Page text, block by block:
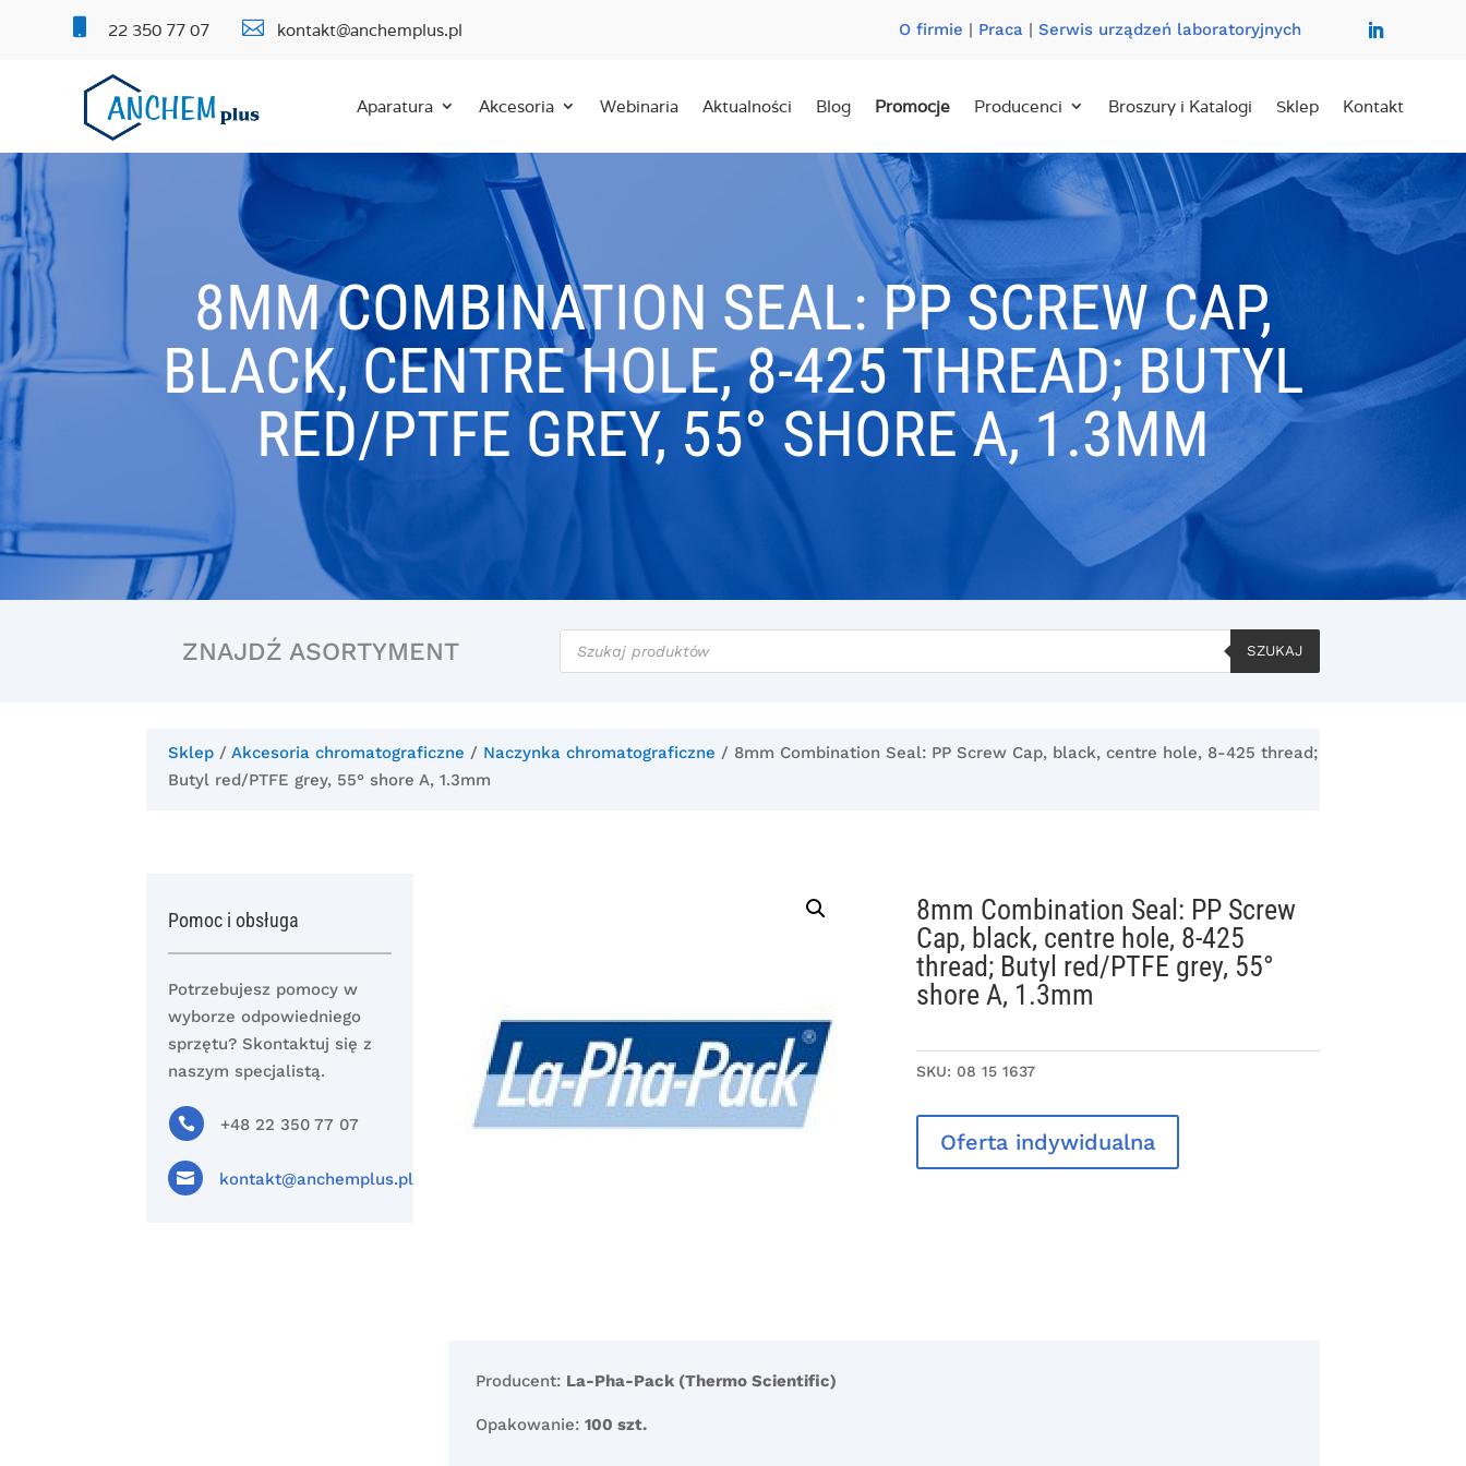
22 350 77 07  kontakt@anchemplus.pl O firmie | Praca| Serwis urządzeń laboratoryjnych
Aparatura Akcesoria Webinaria Aktualności Blog Promocje Producenci Broszury i Katalogi Sklep Kontakt
8MM COMBINATION SEAL: PP SCREW CAP,
BLACK, CENTRE HOLE, 8-425 THREAD; BUTYL
RED/PTFE GREY, 55° SHORE A, 1.3MM
ZNAJDŹ ASORTYMENT
Wyszukiwarka
produktów
SZUKAJ
Sklep /Akcesoria chromatograficzne / Naczynka chromatograficzne / 8mm Combination Seal: PP Screw Cap, black, centre hole, 8-425 thread;
Butyl red/PTFE grey, 55° shore A, 1.3mm
Pomoc i obsługa
Potrzebujesz pomocy w
wyborze odpowiedniego
sprzętu? Skontaktuj się z
naszym specjalistą.
 +48 22 350 77 07
 kontakt@anchemplus.pl
8mm Combination Seal: PP Screw
Cap, black, centre hole, 8-425
thread; Butyl red/PTFE grey, 55°
shore A, 1.3mm
SKU: 08 15 1637
Oferta indywidualna
Producent: La-Pha-Pack (Thermo Scientific)
Opakowanie:100 szt.